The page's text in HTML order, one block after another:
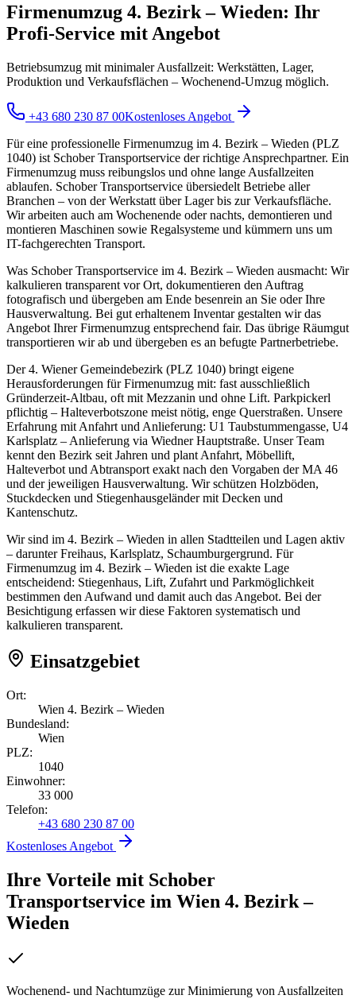
Firmenumzug 4. Bezirk – Wieden: Ihr
Profi-Service mit Angebot
Betriebsumzug mit minimaler Ausfallzeit: Werkstätten, Lager,
Produktion und Verkaufsflächen – Wochenend-Umzug möglich.
+43 680 230 87 00Kostenloses Angebot
Für eine professionelle Firmenumzug im 4. Bezirk – Wieden (PLZ
1040) ist Schober Transportservice der richtige Ansprechpartner. Ein
Firmenumzug muss reibungslos und ohne lange Ausfallzeiten
ablaufen. Schober Transportservice übersiedelt Betriebe aller
Branchen – von der Werkstatt über Lager bis zur Verkaufsfläche.
Wir arbeiten auch am Wochenende oder nachts, demontieren und
montieren Maschinen sowie Regalsysteme und kümmern uns um
IT-fachgerechten Transport.
Was Schober Transportservice im 4. Bezirk – Wieden ausmacht: Wir
kalkulieren transparent vor Ort, dokumentieren den Auftrag
fotografisch und übergeben am Ende besenrein an Sie oder Ihre
Hausverwaltung. Bei gut erhaltenem Inventar gestalten wir das
Angebot Ihrer Firmenumzug entsprechend fair. Das übrige Räumgut
transportieren wir ab und übergeben es an befugte Partnerbetriebe.
Der 4. Wiener Gemeindebezirk (PLZ 1040) bringt eigene
Herausforderungen für Firmenumzug mit: fast ausschließlich
Gründerzeit-Altbau, oft mit Mezzanin und ohne Lift. Parkpickerl
pflichtig – Halteverbotszone meist nötig, enge Querstraßen. Unsere
Erfahrung mit Anfahrt und Anlieferung: U1 Taubstummengasse, U4
Karlsplatz – Anlieferung via Wiedner Hauptstraße. Unser Team
kennt den Bezirk seit Jahren und plant Anfahrt, Möbellift,
Halteverbot und Abtransport exakt nach den Vorgaben der MA 46
und der jeweiligen Hausverwaltung. Wir schützen Holzböden,
Stuckdecken und Stiegenhausgeländer mit Decken und
Kantenschutz.
Wir sind im 4. Bezirk – Wieden in allen Stadtteilen und Lagen aktiv
– darunter Freihaus, Karlsplatz, Schaumburgergrund. Für
Firmenumzug im 4. Bezirk – Wieden ist die exakte Lage
entscheidend: Stiegenhaus, Lift, Zufahrt und Parkmöglichkeit
bestimmen den Aufwand und damit auch das Angebot. Bei der
Besichtigung erfassen wir diese Faktoren systematisch und
kalkulieren transparent.
Einsatzgebiet
Ort:
Wien 4. Bezirk – Wieden
Bundesland:
Wien
PLZ:
1040
Einwohner:
33 000
Telefon:
+43 680 230 87 00
Kostenloses Angebot
Ihre Vorteile mit Schober
Transportservice im Wien 4. Bezirk –
Wieden
Wochenend- und Nachtumzüge zur Minimierung von Ausfallzeiten